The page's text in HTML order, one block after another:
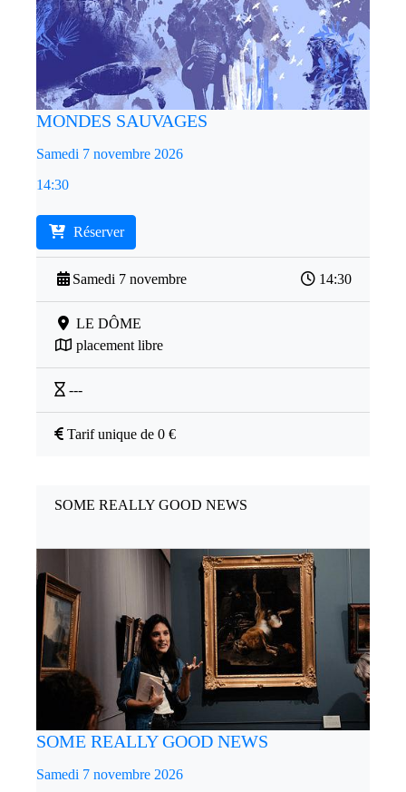
MONDES SAUVAGES
Samedi 7 novembre 2026
14:30
Réserver
Samedi 7 novembre 14:30
LE DÔME
placement libre
---
Tarif unique de 0 €
SOME REALLY GOOD NEWS
SOME REALLY GOOD NEWS
Samedi 7 novembre 2026